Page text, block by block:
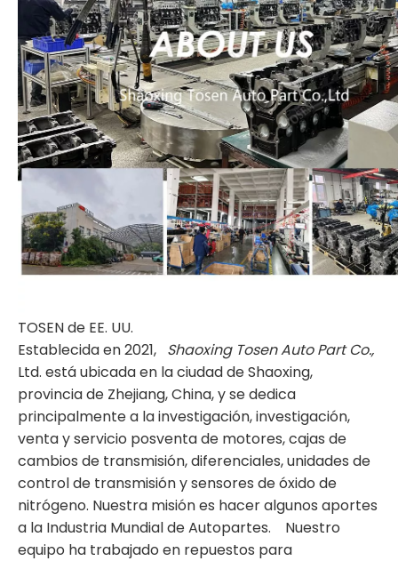
TOSEN de EE. UU.
Establecida en 2021, Shaoxing Tosen Auto Part Co.,
Ltd. está ubicada en la ciudad de Shaoxing,
provincia de Zhejiang, China, y se dedica
principalmente a la investigación, investigación,
venta y servicio posventa de motores, cajas de
cambios de transmisión, diferenciales, unidades de
control de transmisión y sensores de óxido de
nitrógeno. Nuestra misión es hacer algunos aportes
a la Industria Mundial de Autopartes. Nuestro
equipo ha trabajado en repuestos para